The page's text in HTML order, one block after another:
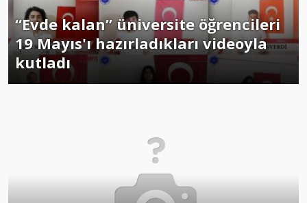
“Evde kalan” üniversite öğrencileri
19 Mayıs'ı hazırladıkları videoyla
kutladı